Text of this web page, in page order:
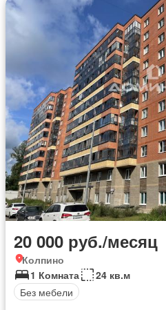
20 000 руб./месяц
Колпино
1 Комната
24 кв.м
Без мебели